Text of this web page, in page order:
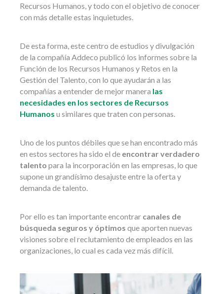
Recursos Humanos, y todo con el objetivo de conocer
con más detalle estas inquietudes.
De esta forma, este centro de estudios y divulgación
de la compañía Addeco publicó los informes sobre la
Función de los Recursos Humanos y Retos en la
Gestión del Talento, con lo que ayudarán a las
compañías a entender de mejor manera las
necesidades en los sectores de Recursos
Humanos u similares que traten con personas.
Uno de los puntos débiles que se han encontrado más
en estos sectores ha sido el de encontrar verdadero
talento para la incorporación en las empresas, lo que
supone un grandísimo desajuste entre la oferta y
demanda de talento.
Por ello es tan importante encontrar canales de
búsqueda seguros y óptimos que aporten nuevas
visiones sobre el reclutamiento de empleados en las
organizaciones, lo cual es cada vez más difícil.